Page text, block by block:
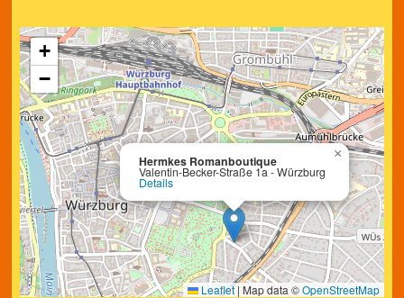
Hermkes Romanboutique
Valentin-Becker-Straße 1a - Würzburg
Details
×
+
−
Leaflet | Map data ©OpenStreetMap